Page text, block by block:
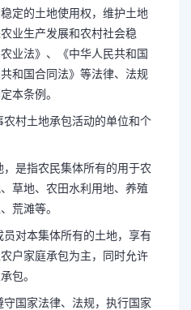
定的土地使用权，维护土地
业生产发展和农村社会稳
业法》、《中华人民共和国
和国合同法》等法律、法规
本条例。
村土地承包活动的单位和个
是指农民集体所有的用于农
草地、农田水利用地、养殖
荒滩等。
对本集体所有的土地，享有
户家庭承包为主，同时允许
包。
国家法律、法规，执行国家